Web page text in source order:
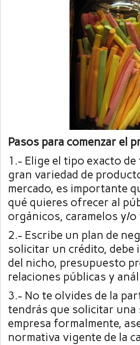
Pasos para comenzar el
1.- Elige el tipo exacto
gran variedad de
mercado, es importante
qué quieres ofrecer al
orgánicos, caramelos y/o
2.- Escribe un plan de
solicitar un crédito,
del nicho, presupuesto
relaciones públicas y
3.- No te olvides de la
tendrás que solicitar
empresa formalmente,
normativa vigente de la